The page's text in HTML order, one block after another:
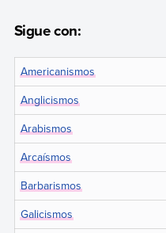
Sigue con:
Americanismos
Anglicismos
Arabismos
Arcaísmos
Barbarismos
Galicismos